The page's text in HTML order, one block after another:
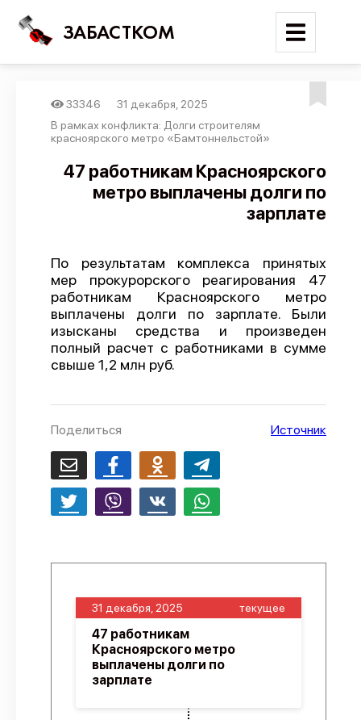
ЗАБАСТКОМ
Войти
Поиск
Новости
Отчеты
Предложить публикацию
Справочник
API
33346
31 декабря, 2025
В рамках конфликта: Долги строителям
красноярского метро «Бамтоннельстой»
47 работникам Красноярского
метро выплачены долги по
зарплате
По результатам комплекса принятых
мер прокурорского реагирования 47
работникам Красноярского метро
выплачены долги по зарплате. Были
изысканы средства и произведен
полный расчет с работниками в сумме
свыше 1,2 млн руб.
Поделиться Источник
31 декабря, 2025 текущее
47 работникам
Красноярского метро
выплачены долги по
зарплате